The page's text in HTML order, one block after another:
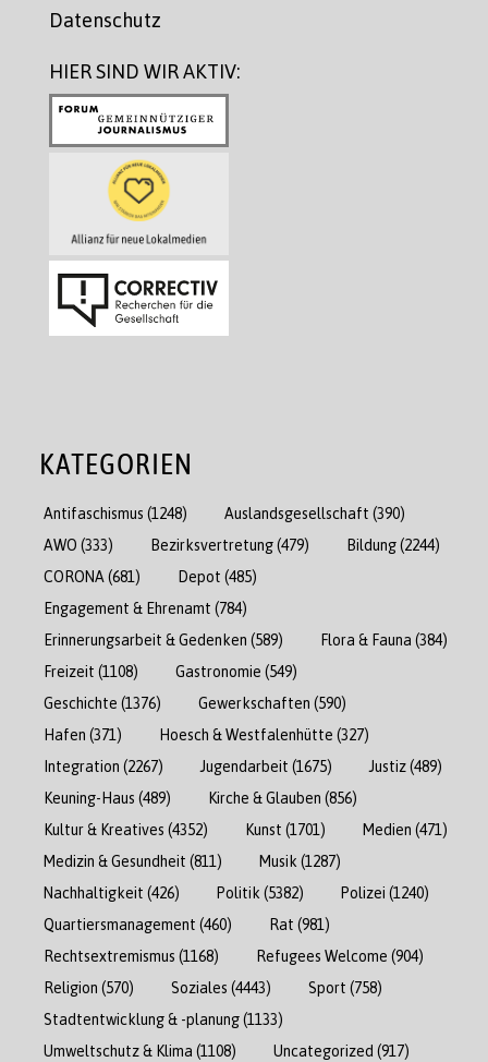
Datenschutz
HIER SIND WIR AKTIV:
KATEGORIEN
Antifaschismus (1248) Auslandsgesellschaft (390)
AWO (333) Bezirksvertretung(479) Bildung(2244)
CORONA (681) Depot (485)
Engagement & Ehrenamt (784)
Erinnerungsarbeit & Gedenken (589) Flora & Fauna (384)
Freizeit (1108) Gastronomie (549)
Geschichte (1376) Gewerkschaften (590)
Hafen (371) Hoesch & Westfalenhütte (327)
Integration (2267) Jugendarbeit (1675) Justiz(489)
Keuning-Haus (489) Kirche & Glauben (856)
Kultur & Kreatives (4352) Kunst (1701) Medien (471)
Medizin & Gesundheit (811) Musik (1287)
Nachhaltigkeit (426) Politik (5382) Polizei (1240)
Quartiersmanagement (460) Rat (981)
Rechtsextremismus (1168) Refugees Welcome (904)
Religion (570) Soziales (4443) Sport (758)
Stadtentwicklung & -planung(1133)
Umweltschutz & Klima (1108) Uncategorized (917)